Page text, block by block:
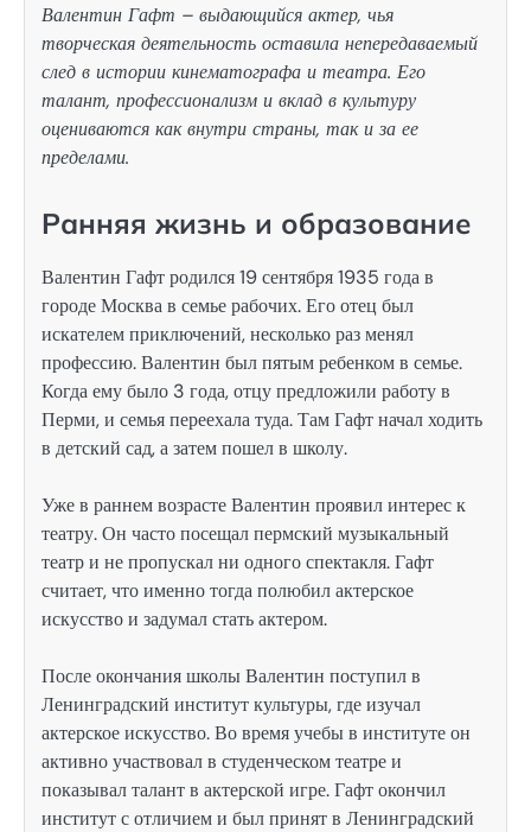
Валентин Гафт – выдающийся актер, чья
творческая деятельность оставила непередаваемый
след в истории кинематографа и театра. Его
талант, профессионализм и вклад в культуру
оцениваются как внутри страны, так и за ее
пределами.
Ранняя жизнь и образование
Валентин Гафт родился 19 сентября 1935 года в
городе Москва в семье рабочих. Его отец был
искателем приключений, несколько раз менял
профессию. Валентин был пятым ребенком в семье.
Когда ему было 3 года, отцу предложили работу в
Перми, и семья переехала туда. Там Гафт начал ходить
в детский сад, а затем пошел в школу.
Уже в раннем возрасте Валентин проявил интерес к
театру. Он часто посещал пермский музыкальный
театр и не пропускал ни одного спектакля. Гафт
считает, что именно тогда полюбил актерское
искусство и задумал стать актером.
После окончания школы Валентин поступил в
Ленинградский институт культуры, где изучал
актерское искусство. Во время учебы в институте он
активно участвовал в студенческом театре и
показывал талант в актерской игре. Гафт окончил
институт с отличием и был принят в Ленинградский